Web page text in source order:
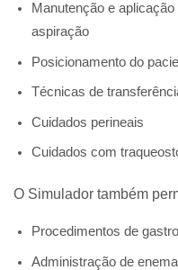
Manutenção e
aspiração
Posicionamento do
Técnicas de
Cuidados perineais
Cuidados com
O Simulador também
Procedimentos de
Administração de